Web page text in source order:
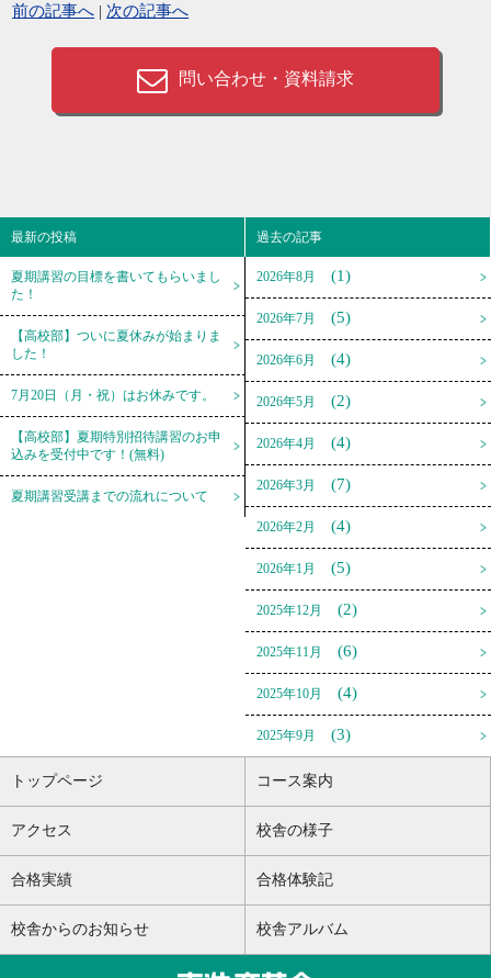
前の記事へ | 次の記事へ
問い合わせ・資料請求
最新の投稿
夏期講習の目標を書いてもらいまし
た！
【高校部】ついに夏休みが始まりま
した！
7月20日（月・祝）はお休みです。
【高校部】夏期特別招待講習のお申
込みを受付中です！(無料)
夏期講習受講までの流れについて
過去の記事
2026年8月 (1)
2026年7月 (5)
2026年6月 (4)
2026年5月 (2)
2026年4月 (4)
2026年3月 (7)
2026年2月 (4)
2026年1月 (5)
2025年12月 (2)
2025年11月 (6)
2025年10月 (4)
2025年9月 (3)
トップページ コース案内
アクセス 校舎の様子
合格実績 合格体験記
校舎からのお知らせ 校舎アルバム